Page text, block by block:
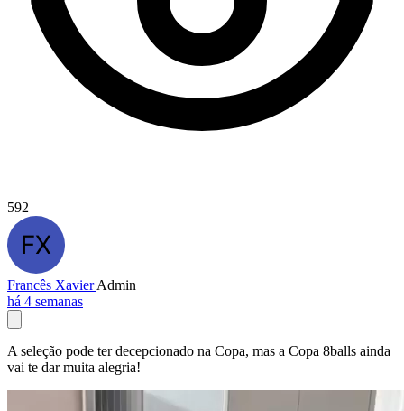
592
Francês XavierAdmin
há 4 semanas
A seleção pode ter decepcionado na Copa, mas a Copa 8balls ainda
vai te dar muita alegria!